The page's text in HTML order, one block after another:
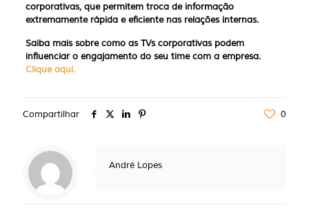
corporativas, que permitem troca de informação
extremamente rápida e eficiente nas relações internas.
Saiba mais sobre como as TVs corporativas podem
influenciar o engajamento do seu time com a empresa.
Clique aqui.
Compartilhar 0
André Lopes